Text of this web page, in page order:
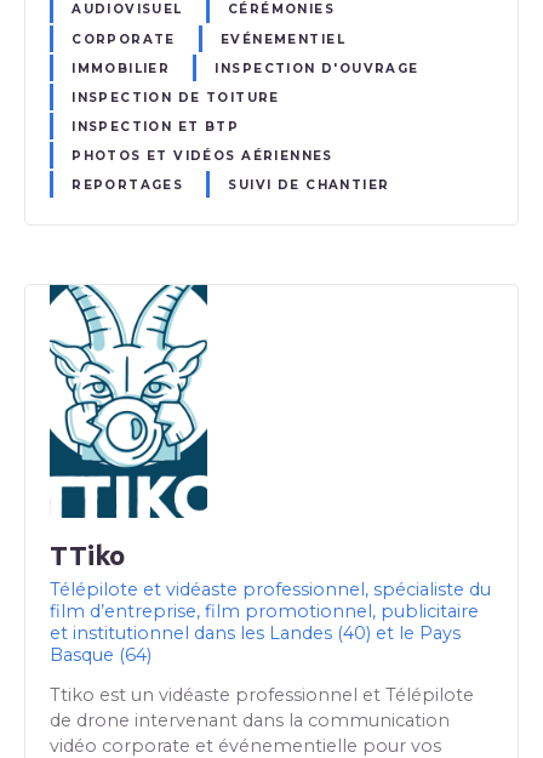
AUDIOVISUEL
CÉRÉMONIES
CORPORATE
EVÉNEMENTIEL
IMMOBILIER
INSPECTION D'OUVRAGE
INSPECTION DE TOITURE
INSPECTION ET BTP
PHOTOS ET VIDÉOS AÉRIENNES
REPORTAGES
SUIVI DE CHANTIER
TTiko
Télépilote et vidéaste professionnel, spécialiste du
film d’entreprise, film promotionnel, publicitaire
et institutionnel dans les Landes (40) et le Pays
Basque (64)
Ttiko est un vidéaste professionnel et Télépilote
de drone intervenant dans la communication
vidéo corporate et événementielle pour vos